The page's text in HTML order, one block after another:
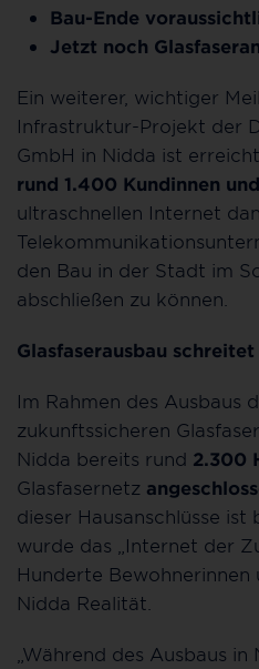
Bau-Ende
Jetzt noch
Ein weiterer, wichtiger
Infrastruktur-Projekt der
GmbH in Nidda ist
rund 1.400 Kundinnen
ultraschnellen Internet
den Bau in der Stadt im
abschließen zu können.
Glasfaserausbau
Im Rahmen des Ausbaus
zukunftssicheren
Nidda bereits rund 2.300
Glasfasernetz
dieser Hausanschlüsse
wurde das „Internet der
Hunderte Bewohnerinnen
Nidda Realität.
„Während des Ausbaus in